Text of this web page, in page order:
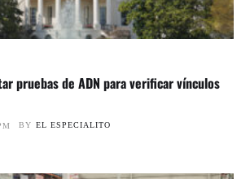
pruebas de ADN para verificar vínculos
BY EL ESPECIALITO